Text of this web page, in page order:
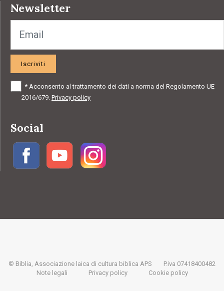
Newsletter
Iscriviti
* Acconsento al trattamento dei dati a norma del Regolamento UE
2016/679. Privacy policy
Social
© Biblia, Associazione laica di cultura biblica APS
P.iva 07418400482
Note legali
Privacy policy Cookie policy